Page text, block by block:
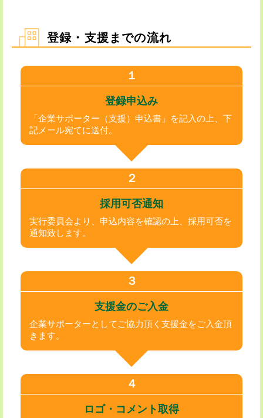
登録・支援までの流れ
１
登録申込み
「企業サポーター（支援）申込書」を記入の上、下
記メール宛てに送付。
２
採用可否通知
実行委員会より、申込内容を確認の上、採用可否を
通知致します。
３
支援金のご入金
企業サポーターとしてご協力頂く支援金をご入金頂
きます。
４
ロゴ・コメント取得